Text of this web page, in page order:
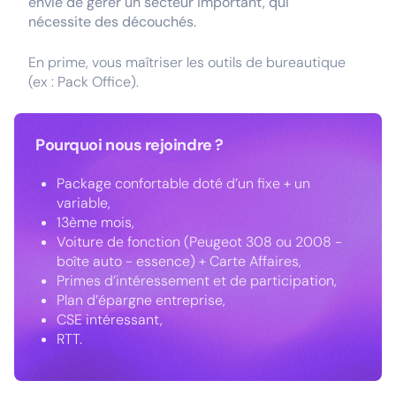
nécessite des découchés.
En prime, vous maîtriser les outils de bureautique
(ex : Pack Office).
Pourquoi nous rejoindre ?
Package confortable doté d’un fixe + un
variable,
13ème mois,
Voiture de fonction (Peugeot 308 ou 2008 -
boîte auto - essence) + Carte Affaires,
Primes d’intéressement et de participation,
Plan d’épargne entreprise,
CSE intéressant,
RTT.